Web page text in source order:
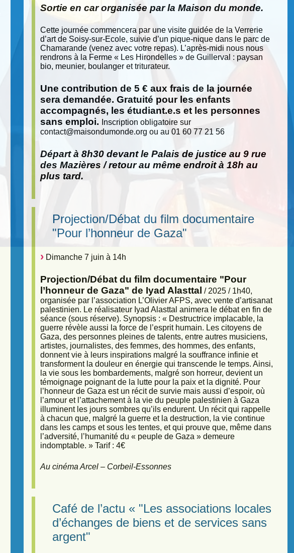
Sortie en car organisée par la Maison du monde.
Cette journée commencera par une visite guidée de la Verrerie
d’art de Soisy-sur-Ecole, suivie d’un pique-nique dans le parc de
Chamarande (venez avec votre repas). L’après-midi nous nous
rendrons à la Ferme « Les Hirondelles » de Guillerval : paysan
bio, meunier, boulanger et triturateur.
Une contribution de 5 € aux frais de la journée
sera demandée. Gratuité pour les enfants
accompagnés, les étudiant.e.s et les personnes
sans emploi.
Inscription obligatoire sur
contact@maisondumonde.org ou au 01 60 77 21 56
Départ à 8h30 devant le Palais de justice au 9 rue
des Mazières / retour au même endroit à 18h au
plus tard.
Projection/Débat du film documentaire
"Pour l’honneur de Gaza"
Dimanche 7 juin à 14h
Projection/Débat du film documentaire "Pour
l’honneur de Gaza" de Iyad Alasttal / 2025 / 1h40,
organisée par l’association L’Olivier AFPS, avec vente d’artisanat
palestinien. Le réalisateur Iyad Alasttal animera le débat en fin de
séance (sous réserve). Synopsis : « Destructrice implacable, la
guerre révèle aussi la force de l’esprit humain. Les citoyens de
Gaza, des personnes pleines de talents, entre autres musiciens,
artistes, journalistes, des femmes, des hommes, des enfants,
donnent vie à leurs inspirations malgré la souffrance infinie et
transforment la douleur en énergie qui transcende le temps. Ainsi,
la vie sous les bombardements, malgré son horreur, devient un
témoignage poignant de la lutte pour la paix et la dignité. Pour
l’honneur de Gaza est un récit de survie mais aussi d’espoir, où
l’amour et l’attachement à la vie du peuple palestinien à Gaza
illuminent les jours sombres qu’ils endurent. Un récit qui rappelle
à chacun que, malgré la guerre et la destruction, la vie continue
dans les camps et sous les tentes, et qui prouve que, même dans
l’adversité, l’humanité du « peuple de Gaza » demeure
indomptable. » Tarif : 4€
Au cinéma Arcel – Corbeil-Essonnes
Café de l’actu « "Les associations locales
d’échanges de biens et de services sans
argent"